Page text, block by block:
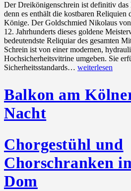
Der Dreikönigenschrein ist definitiv
denn es enthält die kostbaren Reliquien
Könige. Der Goldschmied Nikolaus
12. Jahrhunderts dieses goldene
bedeutendste Reliquiar des gesamten
Schrein ist von einer modernen,
Hochsicherheitsvitrine umgeben. Sie
Sicherheitsstandards… Der
Kölner
Dom
weiterlesen
Balkon am
Nacht
Chorgestühl und
Chorschranken
Dom